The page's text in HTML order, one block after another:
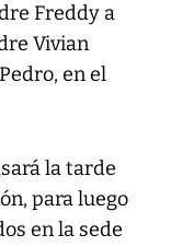
Freddy a
Vivian
en el
la tarde
para luego
en la sede